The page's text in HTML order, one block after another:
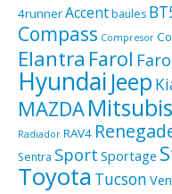
4runnerAccentbaules
Compass Compresor
Elantra Farol
Hyundai Jeep
MAZDA
Radiador RAV4
Sentra Sport Sportage
Toyota Tucson